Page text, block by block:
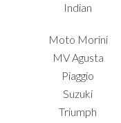
Indian
Moto Morini
MV Agusta
Piaggio
Suzuki
Triumph